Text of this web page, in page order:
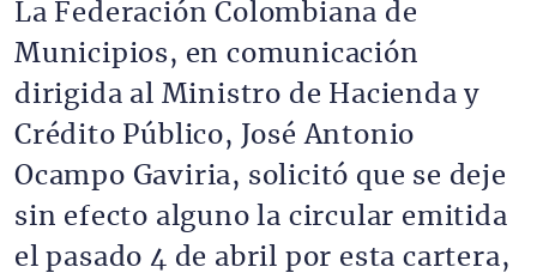
La Federación Colombiana de
Municipios, en comunicación
dirigida al Ministro de Hacienda y
Crédito Público, José Antonio
Ocampo Gaviria, solicitó que se deje
sin efecto alguno la circular emitida
el pasado 4 de abril por esta cartera,